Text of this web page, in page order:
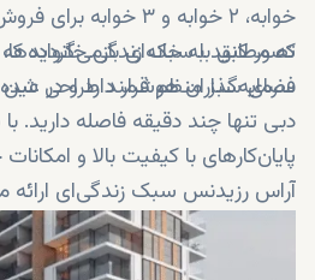
خوابه، ۲ خوابه و ۳
که مطابق با سبک زندگی
سرمایه‌گذاران هوشمند طراحی
تصور کنید به خانه‌ای بازمی‌گردید
فضای سبز منظم قرار دارد و در
دبی تنها چند دقیقه فاصله دارید.
پایان‌کارهای با کیفیت بالا و
آراس رزیدنس سبک زندگی‌ای ارائه
و نوآوری را با هم تلفیق کرده و آن
پروژه‌های پیش‌فروش در دبی